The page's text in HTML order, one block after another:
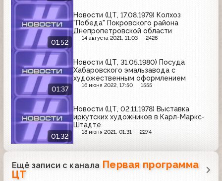
01:52
Новости (ЦТ, 17.08.1979) Колхоз
"Победа" Покровского района
Днепропетровской области
14 августа 2021, 11:03 2426
01:37
Новости (ЦТ, 31.05.1980) Посуда
Хабаровского эмальзавода с
художественным оформлением
16 июня 2022, 17:50 1555
01:32
Новости (ЦТ, 02.11.1978) Выставка
иркутских художников в Карл-Маркс-
Штадте
18 июня 2021, 01:31 2274
Ещё записи с канала Первая программа
ЦТ